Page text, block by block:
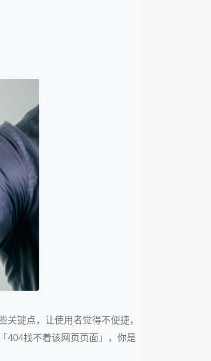
键点，让使用者觉得不便捷，
404找不着该网页页面」，你是